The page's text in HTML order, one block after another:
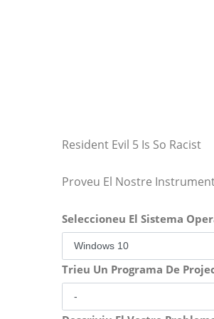
Resident Evil 5 Is So Racist
Proveu El Nostre
Seleccioneu El Sistema
Trieu Un Programa De